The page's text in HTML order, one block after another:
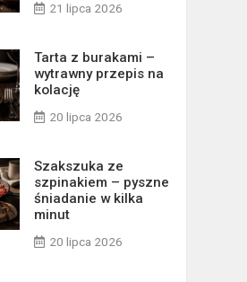
21 lipca 2026
Tarta z burakami –
wytrawny przepis na
kolację
20 lipca 2026
Szakszuka ze
szpinakiem – pyszne
śniadanie w kilka
minut
20 lipca 2026